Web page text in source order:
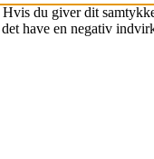
du giver dit
have en negativ